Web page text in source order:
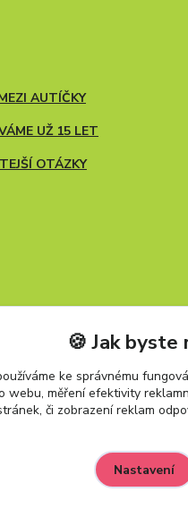
AUTÍČKY
UŽ 15 LET
OTÁZKY
🍪 Jak byste
ke správnému
webu, měření efektivity
či zobrazení reklam
Nastavení